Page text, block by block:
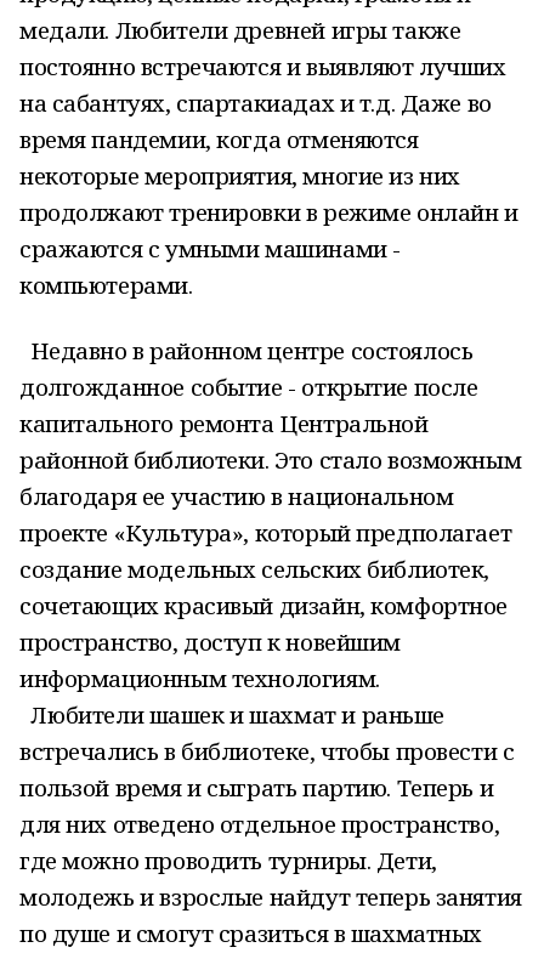
медали. Любители древней игры также
постоянно встречаются и выявляют лучших
на сабантуях, спартакиадах и т.д. Даже во
время пандемии, когда отменяются
некоторые мероприятия, многие из них
продолжают тренировки в режиме онлайн и
сражаются с умными машинами -
компьютерами.
Недавно в районном центре состоялось
долгожданное событие - открытие после
капитального ремонта Центральной
районной библиотеки. Это стало возможным
благодаря ее участию в национальном
проекте «Культура», который предполагает
создание модельных сельских библиотек,
сочетающих красивый дизайн, комфортное
пространство, доступ к новейшим
информационным технологиям.
Любители шашек и шахмат и раньше
встречались в библиотеке, чтобы провести с
пользой время и сыграть партию. Теперь и
для них отведено отдельное пространство,
где можно проводить турниры. Дети,
молодежь и взрослые найдут теперь занятия
по душе и смогут сразиться в шахматных